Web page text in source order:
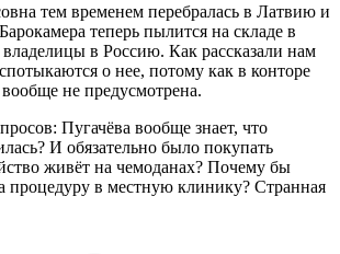
тем временем перебралась в Латвию и
теперь пылится на складе в
в Россию. Как рассказали нам
о нее, потому как в конторе
не предусмотрена.
Пугачёва вообще знает, что
И обязательно было покупать
живёт на чемоданах? Почему бы
процедуру в местную клинику? Странная